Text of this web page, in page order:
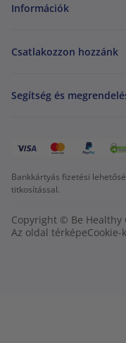
Információk
Csatlakozzon hozzánk
Segítség és
Bankkártyás fizetési
titkosítással.
Copyright © Be Healthy
Az oldal térképeCookie-